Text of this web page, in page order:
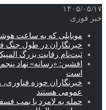
۱۴۰۵/۰۵/۱۷
خبر فوری
موبایلی که به ساعت
خبرنگاران در طول جنگ
ثبت‌نام رقابت بزرگ المپیک فناوری
افشین: «رسانه» نهاد
است
خبرنگاران حوزه فناوری،
عمومی هستند
حمله به لامرد با بمب